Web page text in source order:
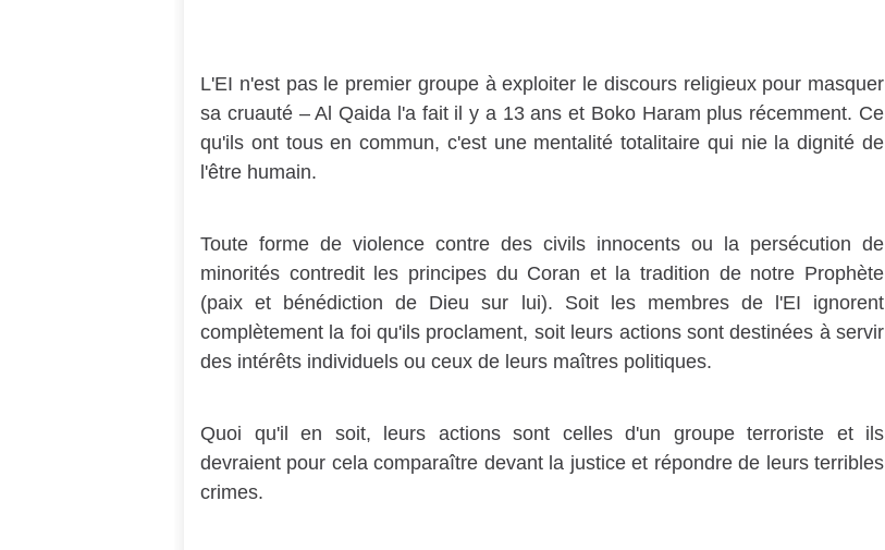
L'EI n'est pas le premier groupe à exploiter le discours religieux pour masquer
sa cruauté – Al Qaida l'a fait il y a 13 ans et Boko Haram plus récemment. Ce
qu'ils ont tous en commun, c'est une mentalité totalitaire qui nie la dignité de
l'être humain.
Toute forme de violence contre des civils innocents ou la persécution de
minorités contredit les principes du Coran et la tradition de notre Prophète
(paix et bénédiction de Dieu sur lui). Soit les membres de l'EI ignorent
complètement la foi qu'ils proclament, soit leurs actions sont destinées à servir
des intérêts individuels ou ceux de leurs maîtres politiques.
Quoi qu'il en soit, leurs actions sont celles d'un groupe terroriste et ils
devraient pour cela comparaître devant la justice et répondre de leurs terribles
crimes.